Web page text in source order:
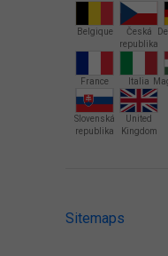
Belgique
Česká
republika
France Italia
Slovenská
republika
United
Kingdom
Sitemaps